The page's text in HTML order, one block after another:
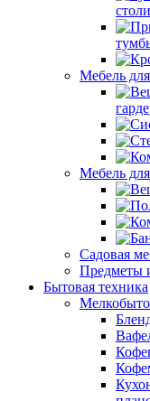
Мебель
Мебель
Садовая
Предметы
Бытовая техника